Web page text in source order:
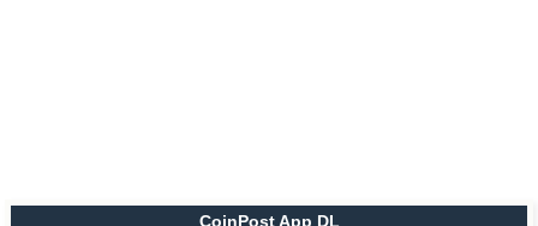
CoinPost App DL